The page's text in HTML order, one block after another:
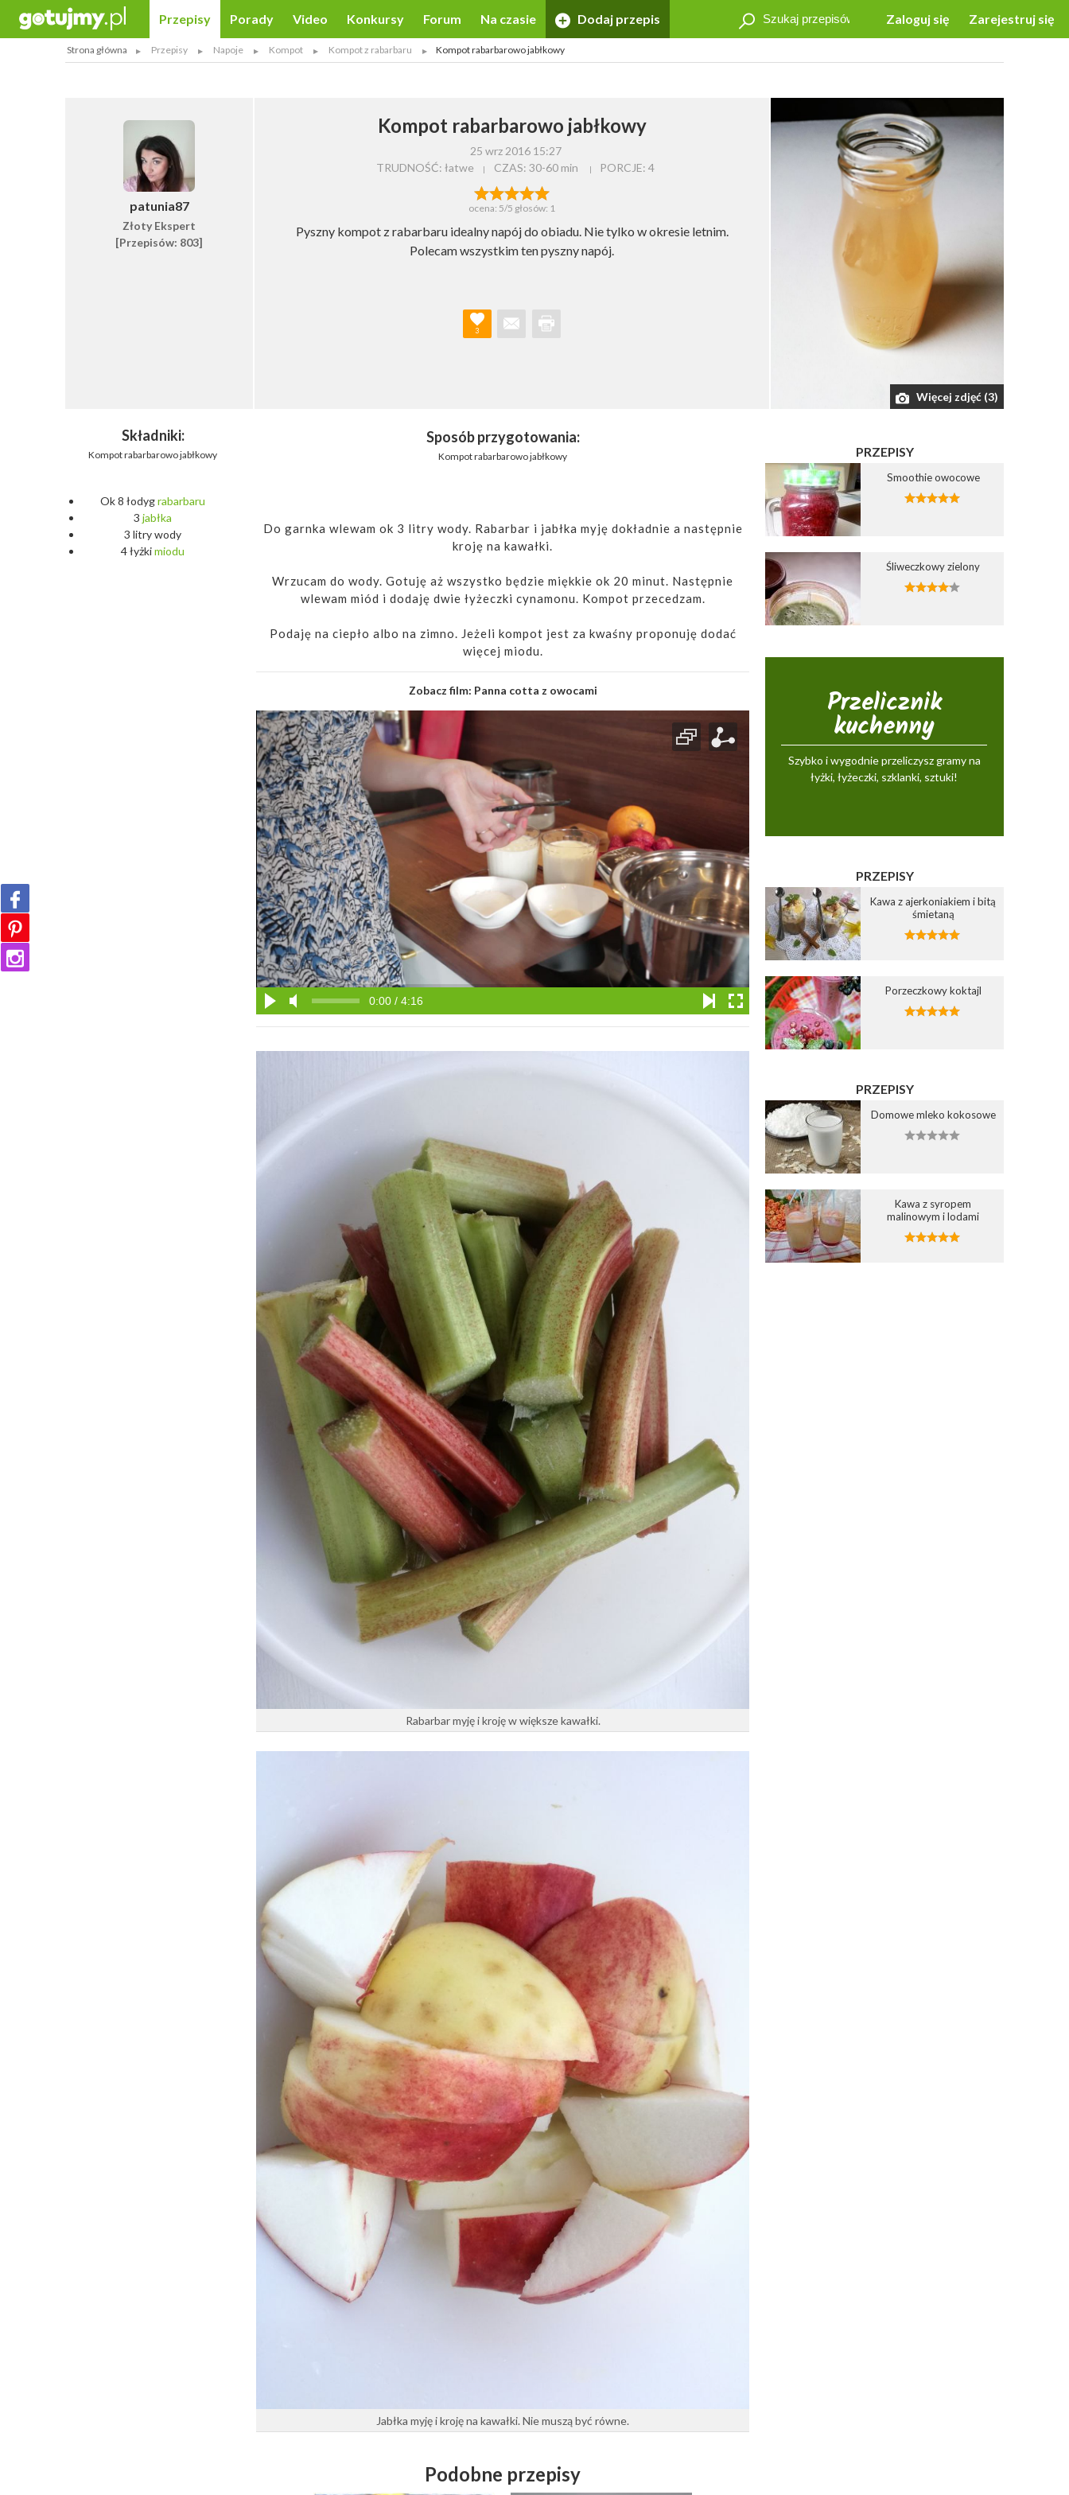
Zaloguj się Zarejestruj się
Przepisy Porady Video Konkursy Forum Na czasie Dodaj przepis
Strona główna Przepisy Napoje Kompot Kompot z rabarbaru Kompot rabarbarowo jabłkowy
patunia87
Złoty Ekspert
[Przepisów: 803]
Kompot rabarbarowo jabłkowy
25 wrz 2016 15:27
TRUDNOŚĆ: łatwe
CZAS: 30-60 min PORCJE:4
ocena: 5/5 głosów: 1
Pyszny kompot z rabarbaru idealny napój do obiadu. Nie tylko w okresie letnim.
Polecam wszystkim ten pyszny napój.
3
Więcej zdjęć (3)
Składniki:
Kompot rabarbarowo jabłkowy
Ok 8 łodygrabarbaru
3 jabłka
3 litry wody
4 łyżkimiodu
Sposób przygotowania:
Kompot rabarbarowo jabłkowy
Do garnka wlewam ok 3 litry wody. Rabarbar i jabłka myję dokładnie a następnie
kroję na kawałki.
Wrzucam do wody. Gotuję aż wszystko będzie miękkie ok 20 minut. Następnie
wlewam miód i dodaję dwie łyżeczki cynamonu. Kompot przecedzam.
Podaję na ciepło albo na zimno. Jeżeli kompot jest za kwaśny proponuję dodać
więcej miodu.
Zobacz film: Panna cotta z owocami
0:00 / 4:16
Rabarbar myję i kroję w większe kawałki.
Jabłka myję i kroję na kawałki. Nie muszą być równe.
Podobne przepisy
PRZEPISY
Smoothie owocowe
Śliweczkowy zielony
Przelicznik
kuchenny
Szybko i wygodnie przeliczysz gramy na
łyżki, łyżeczki, szklanki, sztuki!
PRZEPISY
Kawa z ajerkoniakiem i bitą
śmietaną
Porzeczkowy koktajl
PRZEPISY
Domowe mleko kokosowe
Kawa z syropem
malinowym i lodami